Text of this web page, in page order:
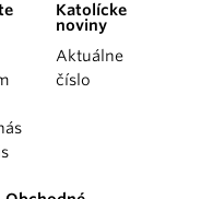
Katolícke
noviny
Aktuálne
číslo